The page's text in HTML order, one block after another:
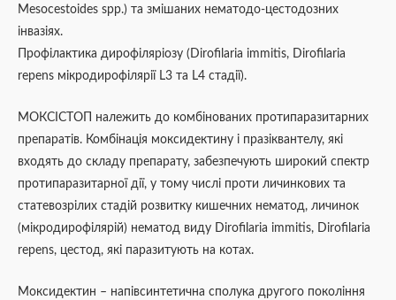
Mesocestoides spp.) та змішаних нематодо-цестодозних
інвазіях.
Профілактика дирофіляріозу (Dirofilaria immitis, Dirofilaria
repens мікродирофілярії L3 та L4 стадії).
МОКСІСТОП належить до комбінованих протипаразитарних
препаратів. Комбінація моксидектину і празіквантелу, які
входять до складу препарату, забезпечують широкий спектр
протипаразитарної дії, у тому числі проти личинкових та
статевозрілих стадій розвитку кишечних нематод, личинок
(мікродирофілярій) нематод виду Dirofilaria immitis, Dirofilaria
repens, цестод, які паразитують на котах.
Моксидектин – напівсинтетична сполука другого покоління